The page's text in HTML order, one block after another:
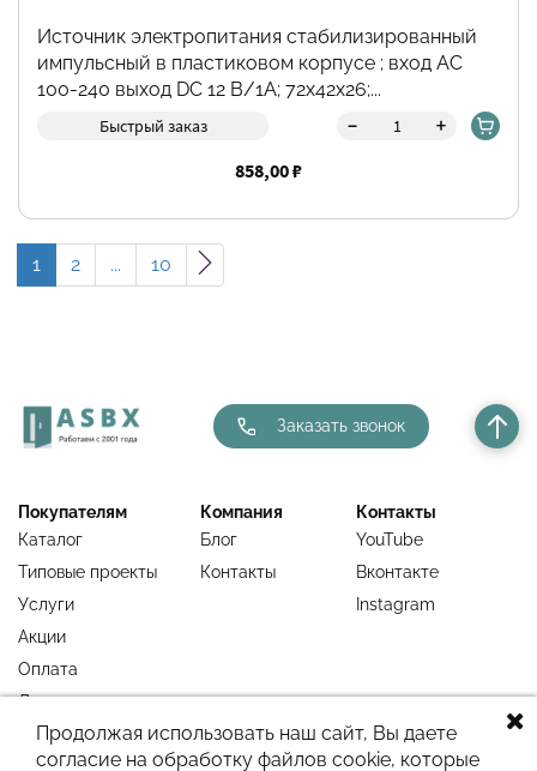
Источник электропитания стабилизированный
импульсный в пластиковом корпусе ; вход АС
100-240 выход DC 12 В/1А; 72х42х26;...
Быстрый заказ - +
858,00 ₽
1 2 ... 10
Покупателям
Каталог
Типовые проекты
Услуги
Акции
Оплата
Доставка
Гарантия
Недавно
Компания
Блог
Контакты
Контакты
YouTube
Вконтакте
Instagram
Заказать звонок
Продолжая использовать наш сайт, Вы даете
согласие на обработку файлов cookie, которые